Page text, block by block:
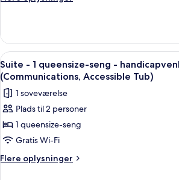
Indlæs
alle
billeder
af
Suite
-
1
queensize-
Et
9
Suite - 1 queensize-seng -
(Communications, Accessible Tub)
1 soveværelse
Plads til 2 personer
1 queensize-seng
Gratis Wi-Fi
Flere oplysninger
Flere